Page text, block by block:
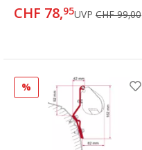
CHF 78,95UVP CHF 99,00
%